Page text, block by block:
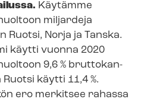
Käytämme
miljardeja
Ruotsi, Norja ja Tanska.
käytti vuonna 2020
9,6 % brut­to­kan­
käytti 11,4 %.
ero merkitsee rahassa